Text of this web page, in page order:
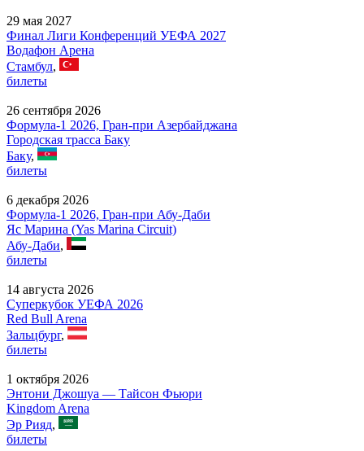
29 мая 2027
Финал Лиги Конференций УЕФА 2027
Водафон Арена
Стамбул,
билеты
26 сентября 2026
Формула-1 2026, Гран-при Азербайджана
Городская трасса Баку
Баку,
билеты
6 декабря 2026
Формула-1 2026, Гран-при Абу-Даби
Яс Марина (Yas Marina Circuit)
Абу-Даби,
билеты
14 августа 2026
Суперкубок УЕФА 2026
Red Bull Arena
Зальцбург,
билеты
1 октября 2026
Энтони Джошуа — Тайсон Фьюри
Kingdom Arena
Эр Рияд,
билеты